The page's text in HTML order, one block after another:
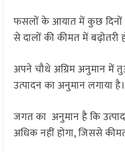
फसलों के आयात में कुछ दिनों
से दालों की कीमत में बढ़ोतरी
अपने चौथे अग्रिम अनुमान में
उत्पादन का अनुमान लगाया
जगत का अनुमान है कि
अधिक नहीं होगा, जिससे